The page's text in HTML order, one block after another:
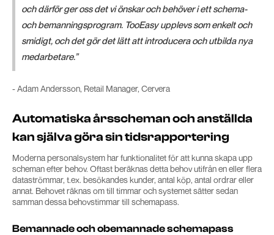
och därför ger oss det vi önskar och behöver i ett schema-
och bemanningsprogram. TooEasy upplevs som enkelt och
smidigt, och det gör det lätt att introducera och utbilda nya
medarbetare.”
- Adam Andersson, Retail Manager, Cervera
Automatiska årsscheman och anställda
kan själva göra sin tidsrapportering
Moderna personalsystem har funktionalitet för att kunna skapa upp
scheman efter behov. Oftast beräknas detta behov utifrån en eller flera
dataströmmar, t.ex. besökandes kunder, antal köp, antal ordrar eller
annat. Behovet räknas om till timmar och systemet sätter sedan
samman dessa behovstimmar till schemapass.
Bemannade och obemannade schemapass